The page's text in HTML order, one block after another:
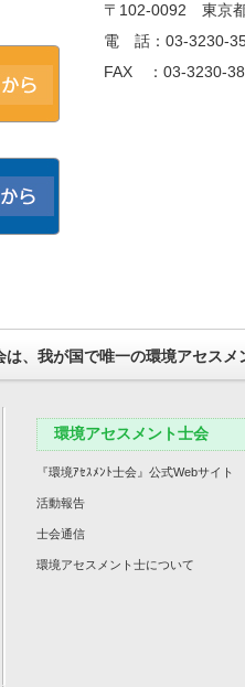
〒102-0092 東京
電 話：03-3230-
FAX ：03-3230-
、我が国で唯一の環境アセス
環境アセスメント士会
『環境ｱｾｽﾒﾝﾄ士会』公式Webサイト
活動報告
士会通信
環境アセスメント士について